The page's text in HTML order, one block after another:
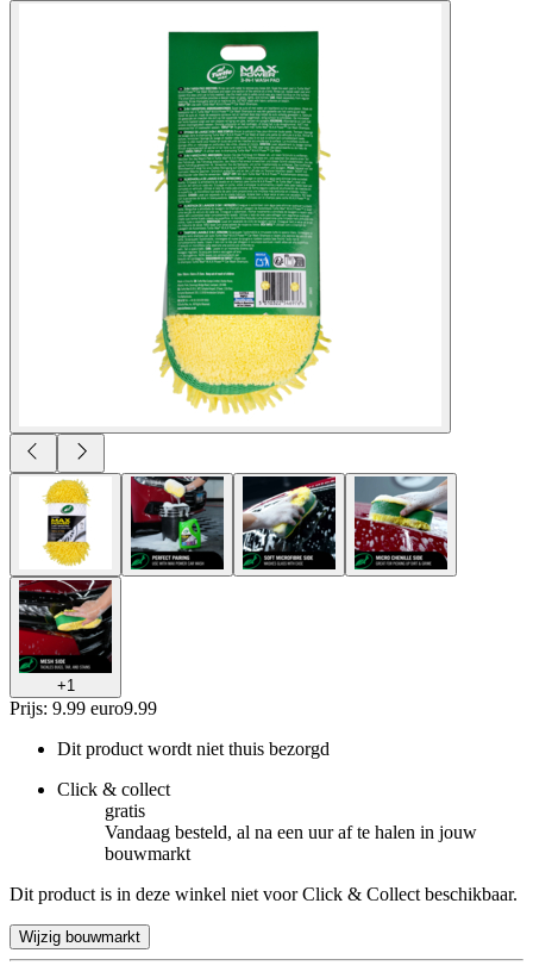
+1
Prijs: 9.99 euro9.99
Dit product wordt niet thuis bezorgd
Click & collect
gratis
Vandaag besteld, al na een uur af te halen in jouw
bouwmarkt
Dit product is in deze winkel niet voor Click & Collect beschikbaar.
Wijzig bouwmarkt